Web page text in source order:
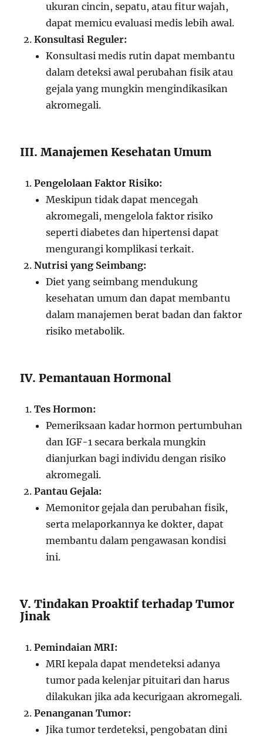
ukuran cincin, sepatu, atau fitur wajah,
dapat memicu evaluasi medis lebih awal.
Konsultasi Reguler:
Konsultasi medis rutin dapat membantu
dalam deteksi awal perubahan fisik atau
gejala yang mungkin mengindikasikan
akromegali.
III. Manajemen Kesehatan Umum
Pengelolaan Faktor Risiko:
Meskipun tidak dapat mencegah
akromegali, mengelola faktor risiko
seperti diabetes dan hipertensi dapat
mengurangi komplikasi terkait.
Nutrisi yang Seimbang:
Diet yang seimbang mendukung
kesehatan umum dan dapat membantu
dalam manajemen berat badan dan faktor
risiko metabolik.
IV. Pemantauan Hormonal
Tes Hormon:
Pemeriksaan kadar hormon pertumbuhan
dan IGF-1 secara berkala mungkin
dianjurkan bagi individu dengan risiko
akromegali.
Pantau Gejala:
Memonitor gejala dan perubahan fisik,
serta melaporkannya ke dokter, dapat
membantu dalam pengawasan kondisi
ini.
V. Tindakan Proaktif terhadap Tumor
Jinak
Pemindaian MRI:
MRI kepala dapat mendeteksi adanya
tumor pada kelenjar pituitari dan harus
dilakukan jika ada kecurigaan akromegali.
Penanganan Tumor:
Jika tumor terdeteksi, pengobatan dini